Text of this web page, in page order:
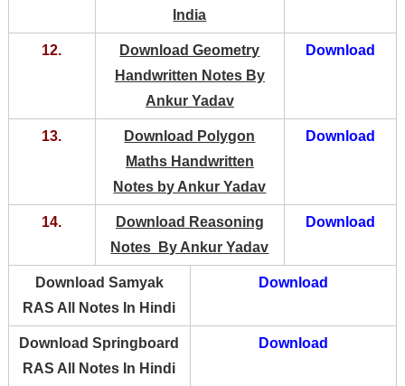
India
12.
Download Geometry
Handwritten Notes By
Ankur Yadav
Download
13.
Download Polygon
Maths Handwritten
Notes by Ankur Yadav
Download
14.
Download Reasoning
Notes By Ankur Yadav
Download
Download Samyak
RAS All Notes In Hindi
Download
Download Springboard
RAS All Notes In Hindi
Download